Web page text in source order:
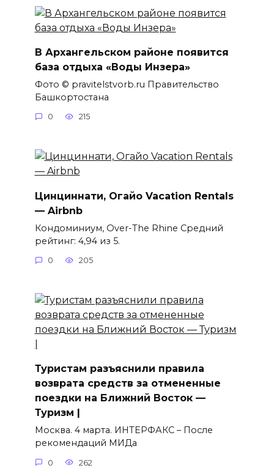
В Архангельском районе появится
база отдыха «Воды Инзера»
Фото © pravitelstvorb.ru Правительство
Башкортостана
0 215
Цинциннати, Огайо Vacation Rentals
— Airbnb
Кондоминиум, Over-The Rhine Средний
рейтинг: 4,94 из 5.
0 205
Туристам разъяснили правила
возврата средств за отмененные
поездки на Ближний Восток —
Туризм |
Москва. 4 марта. ИНТЕРФАКС – После
рекомендаций МИДа
0 262